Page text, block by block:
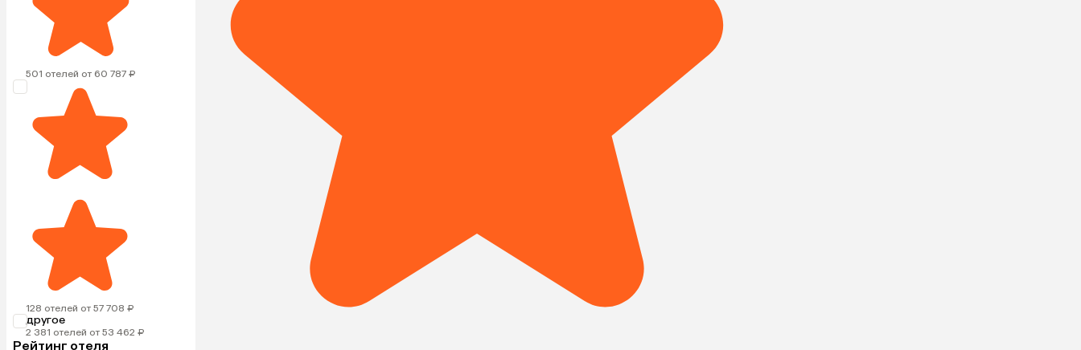
501 отелей от 60 787 ₽
128 отелей от 57 708 ₽
другое
2 381 отелей от 53 462 ₽
Рейтинг отеля